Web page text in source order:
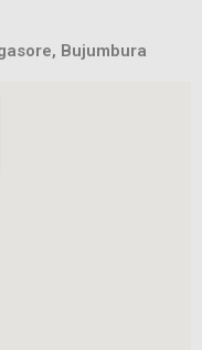
Bujumbura